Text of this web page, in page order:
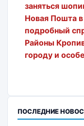
заняться
Новая Пошта
подробный
Районы
городу и
ПОСЛЕДНИЕ